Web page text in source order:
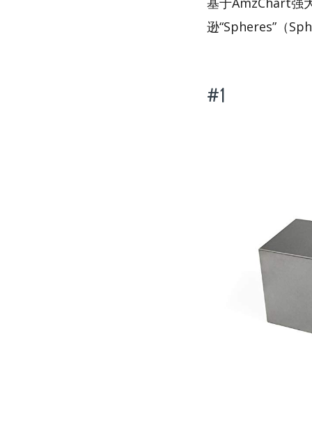
逊“Spheres”（
#1